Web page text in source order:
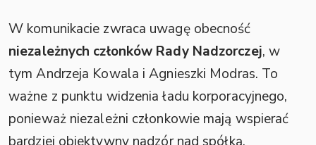
W komunikacie zwraca uwagę obecność
niezależnych członków Rady Nadzorczej, w
tym Andrzeja Kowala i Agnieszki Modras. To
ważne z punktu widzenia ładu korporacyjnego,
ponieważ niezależni członkowie mają wspierać